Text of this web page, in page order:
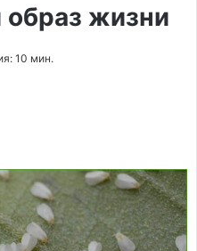
образ жизни
10 мин.